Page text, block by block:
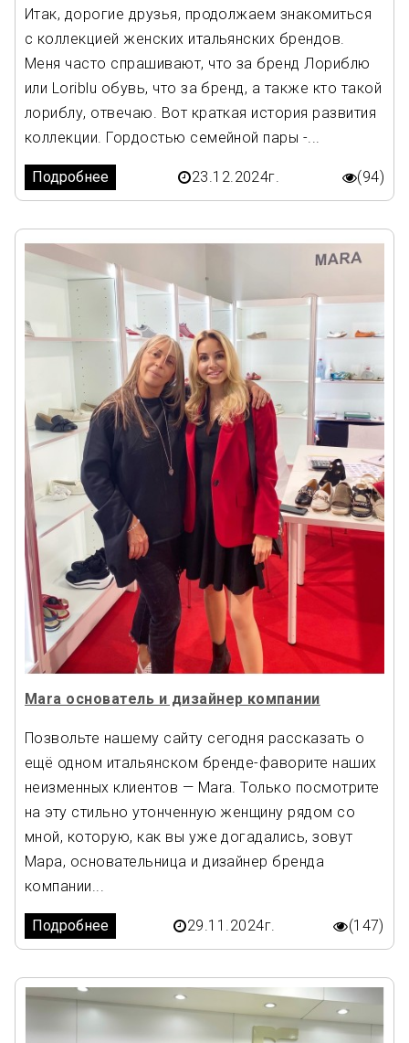
Итак, дорогие друзья, продолжаем знакомиться
с коллекцией женских итальянских брендов.
Меня часто спрашивают, что за бренд Лориблю
или Loriblu обувь, что за бренд, а также кто такой
лориблу, отвечаю. Вот краткая история развития
коллекции. Гордостью семейной пары -...
Подробнее 23.12.2024г. (94)
Mara основатель и дизайнер компании
Позвольте нашему сайту сегодня рассказать о
ещё одном итальянском бренде-фаворите наших
неизменных клиентов — Mara. Только посмотрите
на эту стильно утонченную женщину рядом со
мной, которую, как вы уже догадались, зовут
Мара, основательница и дизайнер бренда
компании...
Подробнее 29.11.2024г. (147)